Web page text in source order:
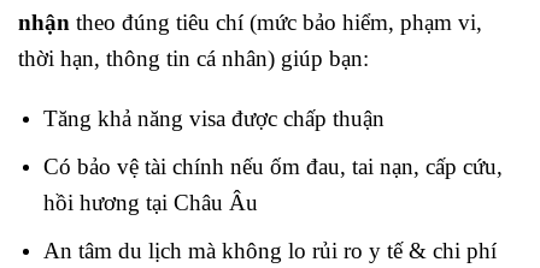
nhận theo đúng tiêu chí (mức bảo hiểm, phạm vi,
thời hạn, thông tin cá nhân) giúp bạn:
Tăng khả năng visa được chấp thuận
Có bảo vệ tài chính nếu ốm đau, tai nạn, cấp cứu,
hồi hương tại Châu Âu
An tâm du lịch mà không lo rủi ro y tế & chi phí